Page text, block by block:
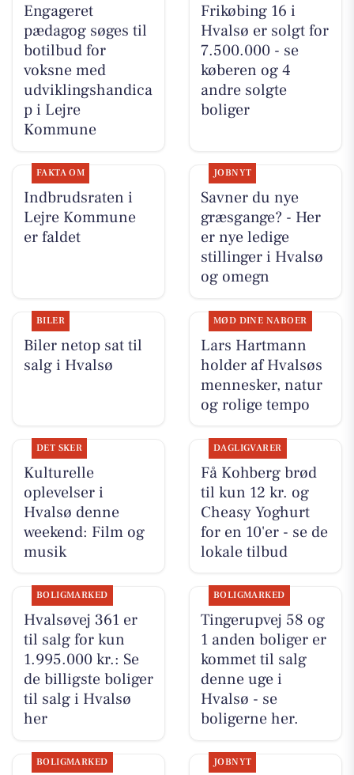
Engageret
pædagog søges til
botilbud for
voksne med
udviklingshandica
p i Lejre
Kommune
Frikøbing 16 i
Hvalsø er solgt for
7.500.000 - se
køberen og 4
andre solgte
boliger
FAKTA OM
Indbrudsraten i
Lejre Kommune
er faldet
JOBNYT
Savner du nye
græsgange? - Her
er nye ledige
stillinger i Hvalsø
og omegn
BILER
Biler netop sat til
salg i Hvalsø
MØD DINE NABOER
Lars Hartmann
holder af Hvalsøs
mennesker, natur
og rolige tempo
DET SKER
Kulturelle
oplevelser i
Hvalsø denne
weekend: Film og
musik
DAGLIGVARER
Få Kohberg brød
til kun 12 kr. og
Cheasy Yoghurt
for en 10'er - se de
lokale tilbud
BOLIGMARKED
Hvalsøvej 361 er
til salg for kun
1.995.000 kr.: Se
de billigste boliger
til salg i Hvalsø
her
BOLIGMARKED
Tingerupvej 58 og
1 anden boliger er
kommet til salg
denne uge i
Hvalsø - se
boligerne her.
BOLIGMARKED JOBNYT